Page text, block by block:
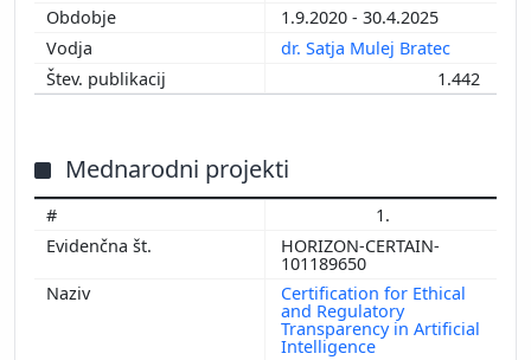
1.9.2020 - 30.4.2025
dr. Satja Mulej Bratec
1.442
Mednarodni projekti
1.
HORIZON-CERTAIN-
101189650
Certification for Ethical
and Regulatory
Transparency in Artificial
Intelligence